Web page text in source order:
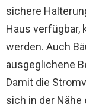
sichere
Haus verfügbar,
werden. Auch
ausgeglichene
Damit die
sich in der Nähe